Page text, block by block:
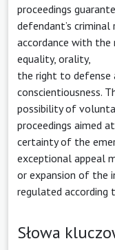
proceedings
defendant’s
accordance with the
equality, orality,
the right to defense
conscientiousness.
possibility of
proceedings aimed
certainty of the
exceptional appeal
or expansion of the
regulated according
Słowa